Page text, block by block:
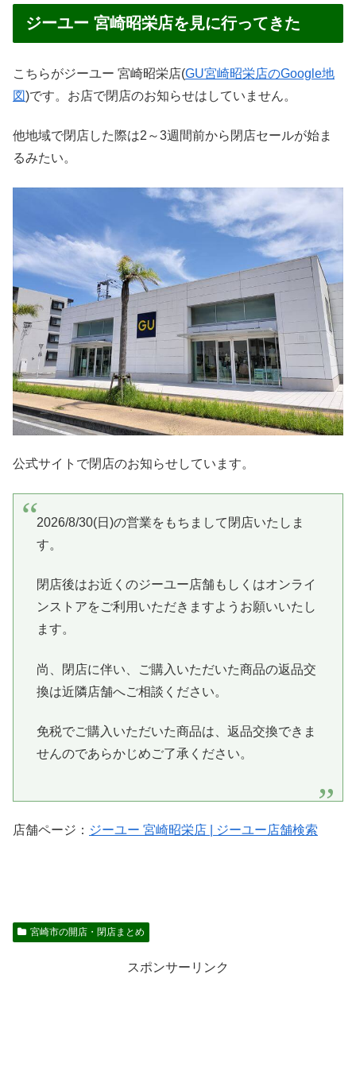
ジーユー 宮崎昭栄店を見に行ってきた
こちらがジーユー 宮崎昭栄店(GU宮崎昭栄店のGoogle地
図)です。お店で閉店のお知らせはしていません。
他地域で閉店した際は2～3週間前から閉店セールが始ま
るみたい。
公式サイトで閉店のお知らせしています。
2026/8/30(日)の営業をもちまして閉店いたしま
す。
閉店後はお近くのジーユー店舗もしくはオンライ
ンストアをご利用いただきますようお願いいたし
ます。
尚、閉店に伴い、ご購入いただいた商品の返品交
換は近隣店舗へご相談ください。
免税でご購入いただいた商品は、返品交換できま
せんのであらかじめご了承ください。
店舗ページ： ジーユー 宮崎昭栄店 | ジーユー店舗検索
宮崎市の開店・閉店まとめ
スポンサーリンク